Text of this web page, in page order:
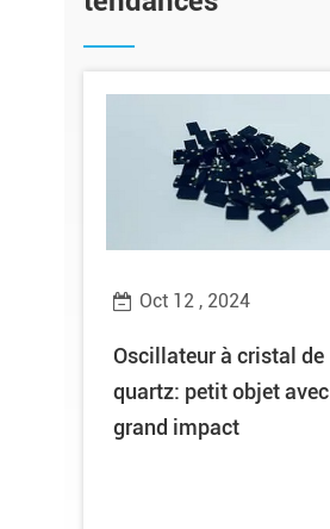
Oct 12 , 2024
Oscillateur à cristal de
quartz: petit objet avec
grand impact